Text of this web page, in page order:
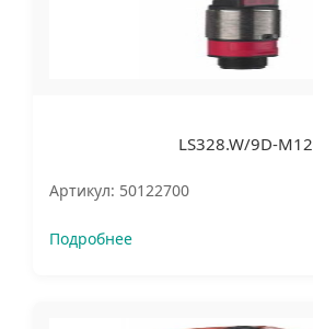
LS328.W/9D-M12
Артикул: 50122700
Подробнее